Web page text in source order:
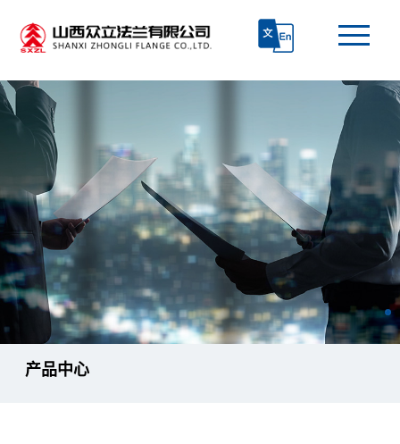
首页
走进众立
产品中心
技术研发
生产和质检
新闻资讯
产品中心